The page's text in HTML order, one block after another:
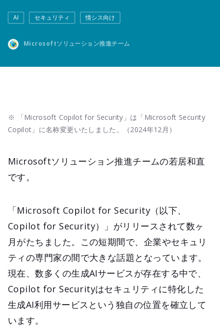
AI セキュリティ 情シス向け
Microsoftソリューション推進チーム
※ 「Microsoft Copilot for Security」は「Microsoft Security
Copilot」に名称変更いたしました。（2024年12月）​
Microsoftソリューション推進チームの若居和直
です。
「Microsoft Copilot for Security（以下、
Copilot for Security）」がリリースされて数ヶ
月がたちました。この短期間で、企業やセキュリ
ティの専門家の間で大きな話題となっています。
現在、数多くの生成AIサービスが存在する中で、
Copilot for Securityはセキュリティに特化した
生成AI利用サービスという独自の位置を確立して
います。